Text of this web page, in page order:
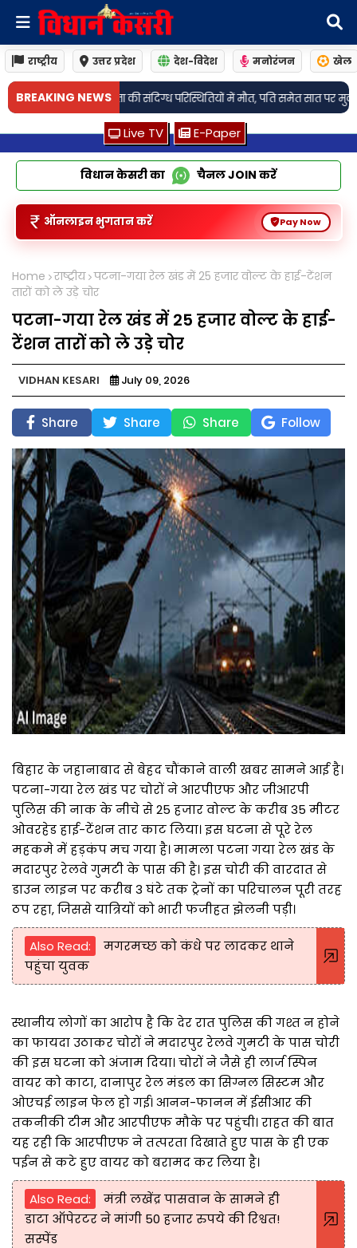
राष्ट्रीय उत्तर प्रदेश देश-विदेश मनोरंजन खेल
BREAKING NEWS
परिस्थितियों में मौत, पति समेत सात पर मुकदमा• लखनऊ: विधान परिषद में
Live TV E-Paper
विधान केसरी का चैनलJOIN करें
ऑनलाइन भुगतान करें Pay Now
Home राष्ट्रीय पटना-गया रेल खंड में 25 हजार वोल्ट के हाई-टेंशन
तारों को ले उड़े चोर
पटना-गया रेल खंड में 25 हजार वोल्ट के हाई-
टेंशन तारों को ले उड़े चोर
VIDHAN KESARI July 09, 2026
Share Share Share Follow
बिहार के जहानाबाद से बेहद चौंकाने वाली खबर सामने आई है।
पटना-गया रेल खंड पर चोरों ने आरपीएफ और जीआरपी
पुलिस की नाक के नीचे से 25 हजार वोल्ट के करीब 35 मीटर
ओवरहेड हाई-टेंशन तार काट लिया। इस घटना से पूरे रेल
महकमे में हड़कंप मच गया है। मामला पटना गया रेल खंड के
मदारपुर रेलवे गुमटी के पास की है। इस चोरी की वारदात से
डाउन लाइन पर करीब 3 घंटे तक ट्रेनों का परिचालन पूरी तरह
ठप रहा, जिससे यात्रियों को भारी फजीहत झेलनी पड़ी।
Also Read:
मगरमच्छ को कंधे पर लादकर थाने
पहुंचा युवक
स्थानीय लोगों का आरोप है कि देर रात पुलिस की गश्त न होने
का फायदा उठाकर चोरों ने मदारपुर रेलवे गुमटी के पास चोरी
की इस घटना को अंजाम दिया। चोरों ने जैसे ही लार्ज स्पिन
वायर को काटा, दानापुर रेल मंडल का सिग्नल सिस्टम और
ओएचई लाइन फेल हो गई। आनन-फानन में ईसीआर की
तकनीकी टीम और आरपीएफ मौके पर पहुंची। राहत की बात
यह रही कि आरपीएफ ने तत्परता दिखाते हुए पास के ही एक
पईन से कटे हुए वायर को बरामद कर लिया है।
Also Read:
मंत्री लखेंद्र पासवान के सामने ही
डाटा ऑपेरटर ने मांगी 50 हजार रुपये की रिश्वत!
सस्पेंड